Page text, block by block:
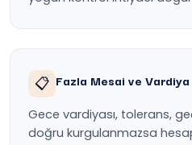
📋 Fazla Mesai ve Vardiya
Gece vardiyası, tolerans,
doğru kurgulanmazsa